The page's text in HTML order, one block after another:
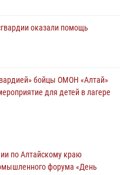
оказали помощь
бойцы ОМОН «Алтай»
для детей в лагере
по Алтайскому краю
форума «День